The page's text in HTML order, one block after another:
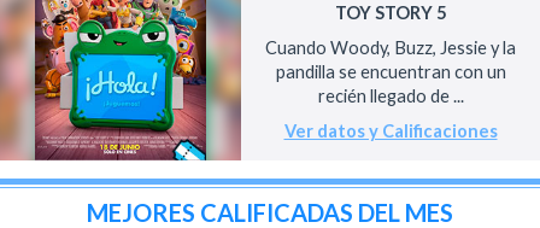
TOY STORY 5
Cuando Woody, Buzz, Jessie y la
pandilla se encuentran con un
recién llegado de ...
Ver datos y Calificaciones
MEJORES CALIFICADAS DEL MES